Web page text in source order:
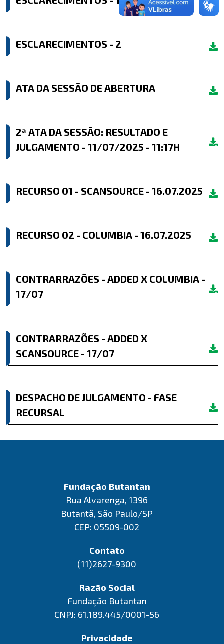
ESCLARECIMENTOS - 2
ATA DA SESSÃO DE ABERTURA
2ª ATA DA SESSÃO: RESULTADO E
JULGAMENTO - 11/07/2025 - 11:17H
RECURSO 01 - SCANSOURCE - 16.07.2025
RECURSO 02 - COLUMBIA - 16.07.2025
CONTRARRAZÕES - ADDED X COLUMBIA -
17/07
CONTRARRAZÕES - ADDED X
SCANSOURCE - 17/07
DESPACHO DE JULGAMENTO - FASE
RECURSAL
Fundação Butantan
Rua Alvarenga, 1396
Butantã, São Paulo/SP
CEP: 05509-002
Contato
(11)2627-9300
Razão Social
Fundação Butantan
CNPJ: 61.189.445/0001-56
Privacidade